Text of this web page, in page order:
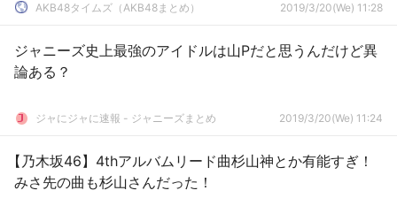
AKB48タイムズ（AKB48まとめ） 2019/3/20(We) 11:28
ジャニーズ史上最強のアイドルは山Pだと思うんだけど異
論ある？
ジャにジャに速報 - ジャニーズまとめ 2019/3/20(We) 11:24
【乃木坂46】4thアルバムリード曲杉山神とか有能すぎ！
みさ先の曲も杉山さんだった！